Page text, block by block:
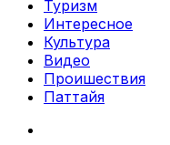
Туризм
Интересное
Культура
Видео
Проишествия
Паттайя